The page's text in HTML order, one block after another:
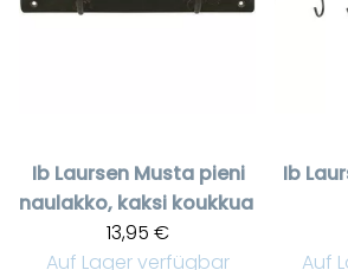
Ib Laursen Musta pieni
naulakko, kaksi koukkua
13,95 €
Auf Lager verfügbar
Ib
Auf